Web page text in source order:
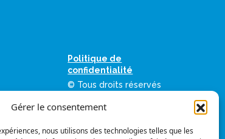
Gérer le consentement
nous utilisons des technologies telles que les
la FIQ
Politique de
confidentialité
© Tous droits réservés